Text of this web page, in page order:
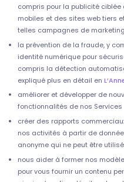
compris pour la publicité
mobiles et des sites web tiers
telles campagnes de
la prévention de la fraude, y
identité numérique pour
compris la détection
expliqué plus en détail en
améliorer et développer de
fonctionnalités de nos Services
créer des rapports
nos activités à partir de
anonyme qui ne peut être
nous aider à former nos
pour vous fournir un contenu